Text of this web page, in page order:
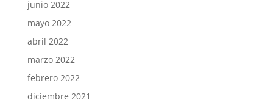
junio 2022
mayo 2022
abril 2022
marzo 2022
febrero 2022
diciembre 2021